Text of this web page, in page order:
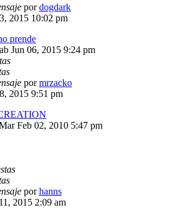
pordogdark
2015 10:02 pm
prende
Jun 06, 2015 9:24 pm
pormrzacko
2015 9:51 pm
Feb 02, 2010 5:47 pm
porhanns
2015 2:09 am